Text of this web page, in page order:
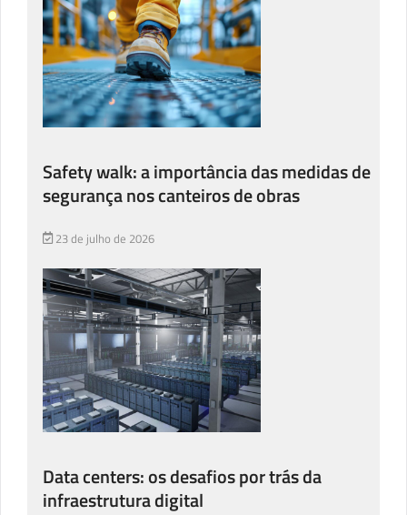
Safety walk: a importância das medidas de
segurança nos canteiros de obras
23 de julho de 2026
Data centers: os desafios por trás da
infraestrutura digital